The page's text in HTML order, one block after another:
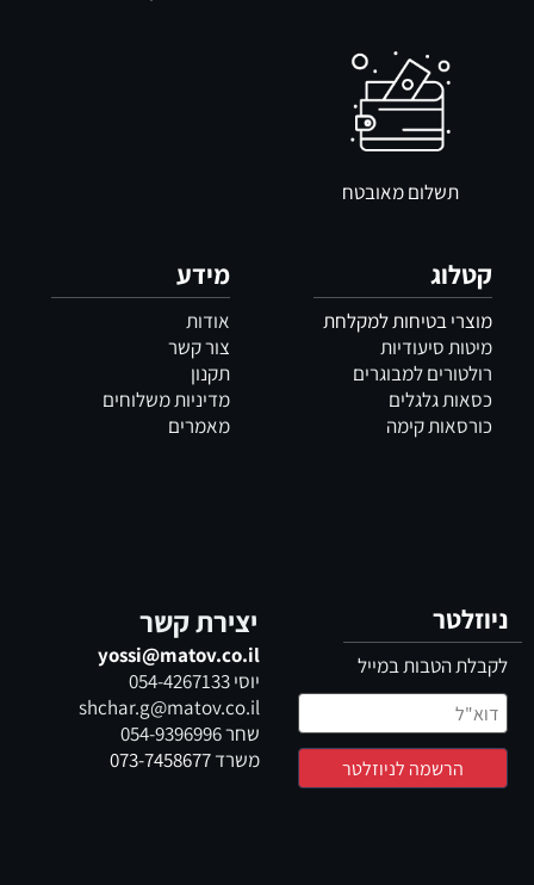
תשלום מאובטח
קטלוג
מוצרי בטיחות למקלחת
מיטות סיעודיות
רולטורים למבוגרים
כסאות גלגלים
כורסאות קימה
מידע
אודות
צור קשר
תקנון
מדיניות משלוחים
מאמרים
ניוזלטר
לקבלת הטבות במייל
יצירת קשר
yossi@matov.co.il
יוסי054-4267133
shchar.g@matov.co.il
שחר054-9396996
משרד073-7458677